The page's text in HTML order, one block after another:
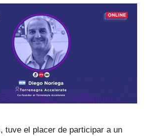
tuve el placer de participar a un